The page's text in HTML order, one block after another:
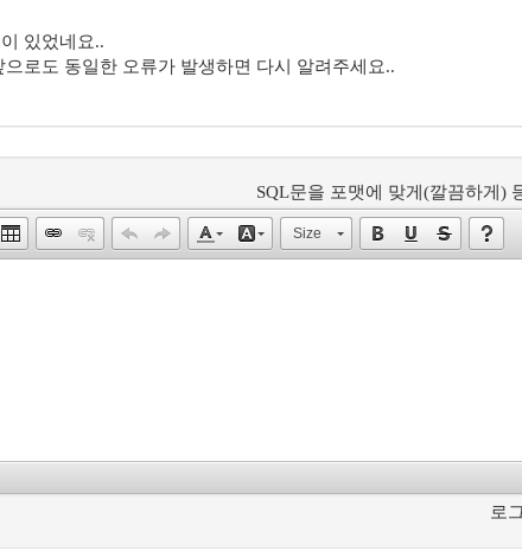
있었네요..
로도 동일한 오류가 발생하면 다시 알려주세요..
SQL문을 포맷에 맞게(깔끔하게)
Size
로